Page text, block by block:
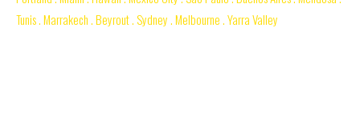
Tunis . Marrakech . Beyrout . Sydney . Melbourne . Yarra Valley